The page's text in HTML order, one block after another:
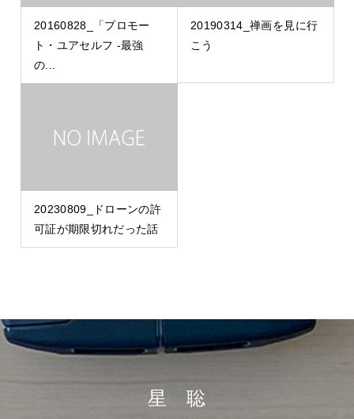
20160828_「プロモー
ト・ユアセルフ -最強
の...
20190314_禅画を見に行
こう
20230809_ドローンの許
可証が期限切れだった話
星 聡